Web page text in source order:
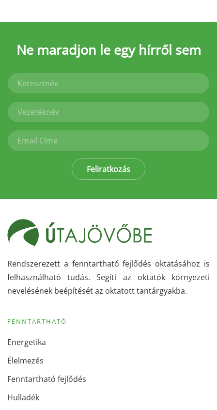
Ne maradjon le egy hírről sem
Feliratkozás
Rendszerezett a fenntartható fejlődés oktatásához is
felhasználható tudás. Segíti az oktatók környezeti
nevelésének beépítését az oktatott tantárgyakba.
FENNTARTHATÓ
Energetika
Élelmezés
Fenntartható fejlődés
Hulladék